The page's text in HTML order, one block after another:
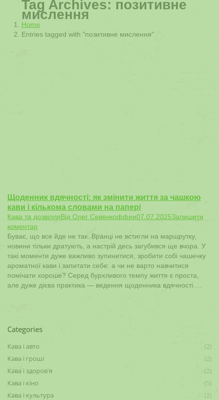
Tag Archives: позитивне
мислення
You are here:
Home
Entries tagged with "позитивне мислення"
Щоденник вдячності: як змінити життя за чашкою
кави і кількома словами на папері
Кава та дозвілляВід Олег Севенкоффии07.07.2025Залишити
коментар
Буває, що все йде не так. Вранці не встигли на маршрутку,
новини тільки дратують, а настрій десь загубився ще вчора. У
такі моменти дуже важливо зупинитися, зробити собі чашечку
ароматної кави і запитати себе: а чи не варто навчитися
помічати хороше? Серед бурхливого темпу життя є проста,
але дуже дієва практика — ведення щоденника вдячності.…
Categories
Кава і авто
(2)
Кава і гроші
(2)
Кава і здоров'я
(2)
Кава і кіно
(5)
Кава і культура
(2)